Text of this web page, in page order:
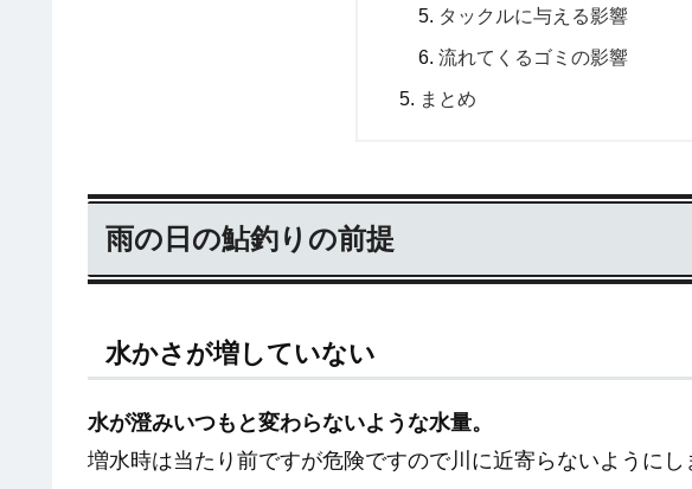
タックルに与える影響
流れてくるゴミの影響
まとめ
雨の日の鮎釣りの前提
水かさが増していない
水が澄みいつもと変わらないような水量。
増水時は当たり前ですが危険ですので川に近寄らないようにし